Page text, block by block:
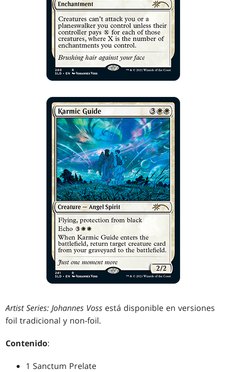
Artist Series: Johannes Voss está disponible en versiones
foil tradicional y non-foil.
Contenido:
1 Sanctum Prelate